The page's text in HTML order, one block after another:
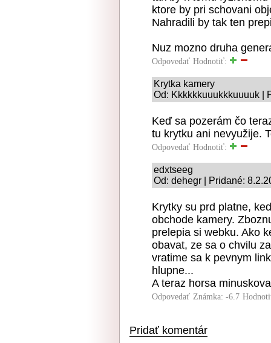
ktore by pri schovani
Nahradili by tak ten
Nuz mozno druha
Odpovedať Hodnotiť:
Krytka kamery
Od: Kkkkkkuuukkkuuuuk |
Keď sa pozerám čo
tu krytku ani nevyužije.
Odpovedať Hodnotiť:
edxtseeg
Od: dehegr | Pridané:
Krytky su prd platne,
obchode kamery.
prelepia si webku. Ako
obavat, ze sa o chvilu
vratime sa k pevnym
hlupne...
A teraz horsa
Odpovedať Známka: -6.7
Pridať komentár